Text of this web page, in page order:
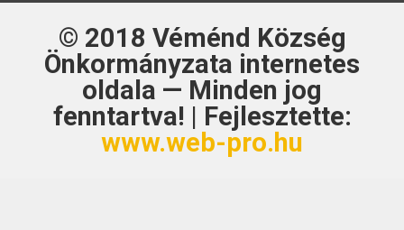
© 2018 Véménd Község
Önkormányzata internetes
oldala — Minden jog
fenntartva! | Fejlesztette:
www.web-pro.hu